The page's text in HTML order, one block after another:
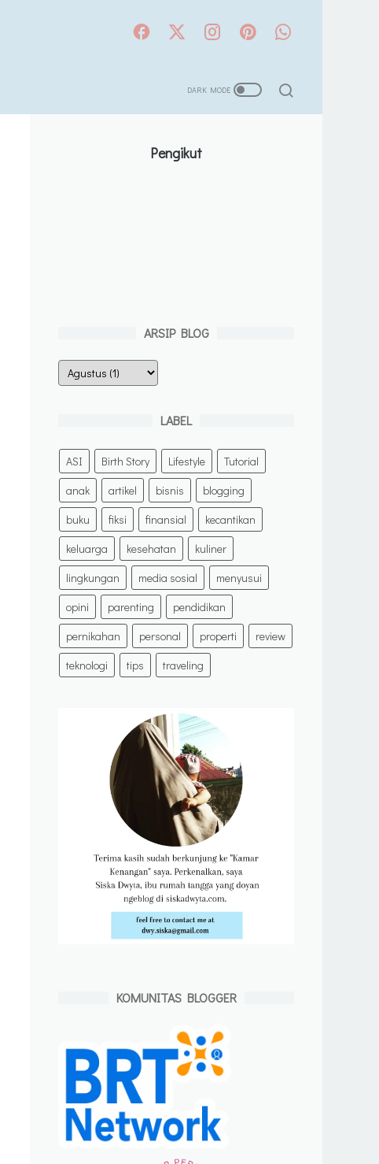
Pengikut
ARSIP BLOG
LABEL
ASI Birth Story Lifestyle
Tutorial
anak
artikel bisnis
blogging
buku
fiksi finansial
kecantikan
keluarga
kesehatan
kuliner
lingkungan
media sosial
menyusui
opini
parenting
pendidikan
pernikahan
personal properti
review
teknologi
tips traveling
KOMUNITAS BLOGGER